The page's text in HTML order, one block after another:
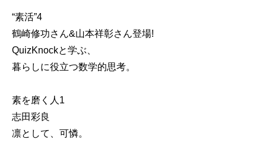
“素活”4
鶴崎修功さん&山本祥彰さん登場!
QuizKnockと学ぶ、
暮らしに役立つ数学的思考。
素を磨く人1
志田彩良
凛として、可憐。